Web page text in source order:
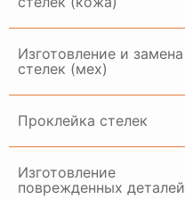
Изготовление и замена
стелек (мех)
Проклейка стелек
Изготовление
поврежденных деталей